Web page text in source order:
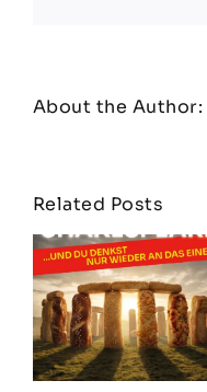
About the Author:
Related Posts